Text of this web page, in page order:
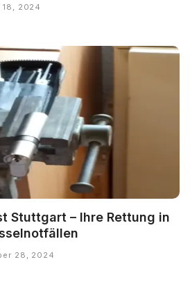
2024
Stuttgart – Ihre Rettung in
28, 2024